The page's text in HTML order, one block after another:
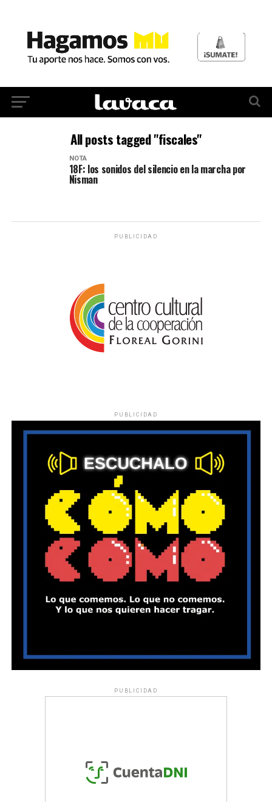
All posts tagged "fiscales"
NOTA
18F: los sonidos del silencio en la marcha por
Nisman
PUBLICIDAD
PUBLICIDAD
PUBLICIDAD